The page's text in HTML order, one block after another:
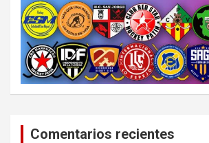
Comentarios recientes